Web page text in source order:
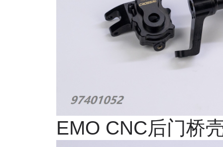
EMO CNC后门桥